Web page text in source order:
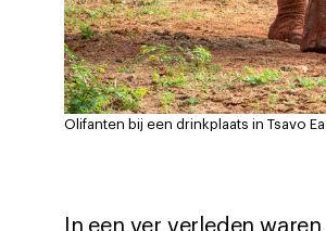
Olifanten bij een drinkplaats in Tsavo